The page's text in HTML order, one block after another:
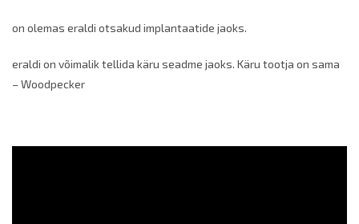
on olemas eraldi otsakud implantaatide jaoks.
eraldi on võimalik tellida käru seadme jaoks. Käru tootja on sama
– Woodpecker